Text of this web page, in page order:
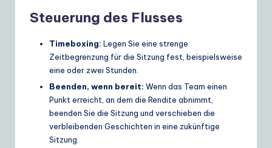
Steuerung des Flusses
Timeboxing: Legen Sie eine strenge
Zeitbegrenzung für die Sitzung fest, beispielsweise
eine oder zwei Stunden.
Beenden, wenn bereit: Wenn das Team einen
Punkt erreicht, an dem die Rendite abnimmt,
beenden Sie die Sitzung und verschieben die
verbleibenden Geschichten in eine zukünftige
Sitzung.